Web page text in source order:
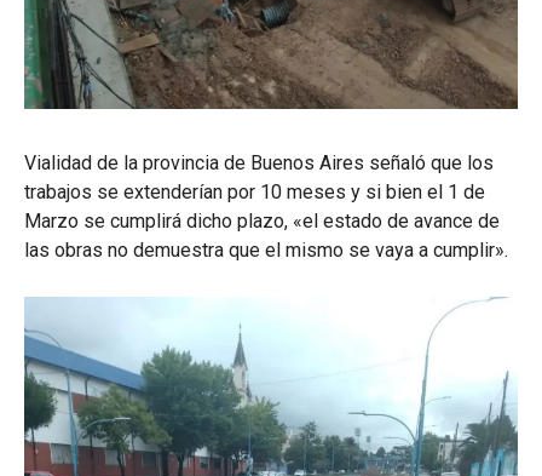
Vialidad de la provincia de Buenos Aires señaló que los
trabajos se extenderían por 10 meses y si bien el 1 de
Marzo se cumplirá dicho plazo, «el estado de avance de
las obras no demuestra que el mismo se vaya a cumplir».